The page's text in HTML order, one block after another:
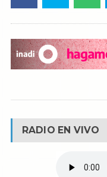
RADIO EN VIVO